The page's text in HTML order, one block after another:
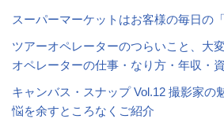
スーパーマーケットはお客様の毎日の
ツアーオペレーターのつらいこと、大
オペレーターの仕事・なり方・年収・
キャンバス・スナップ Vol.12 撮影家の
悩を余すところなくご紹介